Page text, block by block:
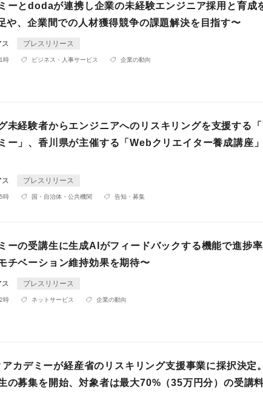
ーとdodaが連携し企業の未経験エンジニア採用と育成
や、企業間での人材獲得競争の課題解決を目指す〜
ス プレスリリース
時 ビジネス・人事サービス 企業の動向
未経験者からエンジニアへのリスキリングを支援する
ー」、香川県が主催する「Webクリエイター養成講座
ス プレスリリース
時 国・自治体・公共機関 告知・募集
ーの受講生に生成AIがフィードバックする機能で進捗
チベーション維持効果を期待〜
ス プレスリリース
時 ネットサービス 企業の動向
カデミーが経産省のリスキリング支援事業に採択決定
の募集を開始、対象者は最大70%（35万円分）の受講